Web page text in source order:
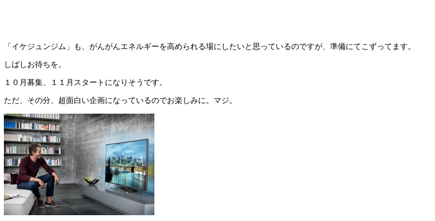
「イケジュンジム」も、がんがんエネルギーを高められる場にしたいと思っているのですが、準備にてこずってます。
しばしお待ちを。
１０月募集、１１月スタートになりそうです。
ただ、その分、超面白い企画になっているのでお楽しみに。マジ。